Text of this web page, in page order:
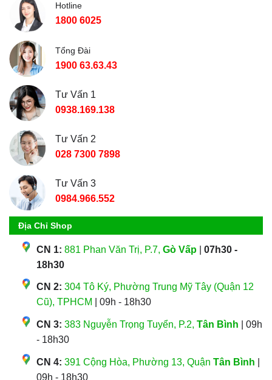
Hotline
1800 6025
Tổng Đài
1900 63.63.43
Tư Vấn 1
0938.169.138
Tư Vấn 2
028 7300 7898
Tư Vấn 3
0984.966.552
Địa Chỉ Shop
CN 1: 881 Phan Văn Trị, P.7, Gò Vấp
07h30 -
18h30
CN 2: 304 Tô Ký, Phường Trung Mỹ Tây (Quận 12
Cũ), TPHCM
| 09h - 18h30
CN 3: 383 Nguyễn Trọng Tuyển, P.2, Tân Bình | 09h
- 18h30
CN 4: 391 Cộng Hòa, Phường 13, Quận Tân Bình
09h - 18h30